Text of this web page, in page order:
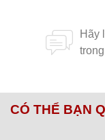
CÓ THỂ BẠN